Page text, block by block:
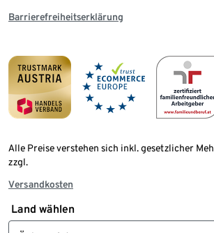
Barrierefreiheitserklärung
Alle Preise verstehen sich inkl. gesetzlicher
zzgl.
Versandkosten
Land wählen